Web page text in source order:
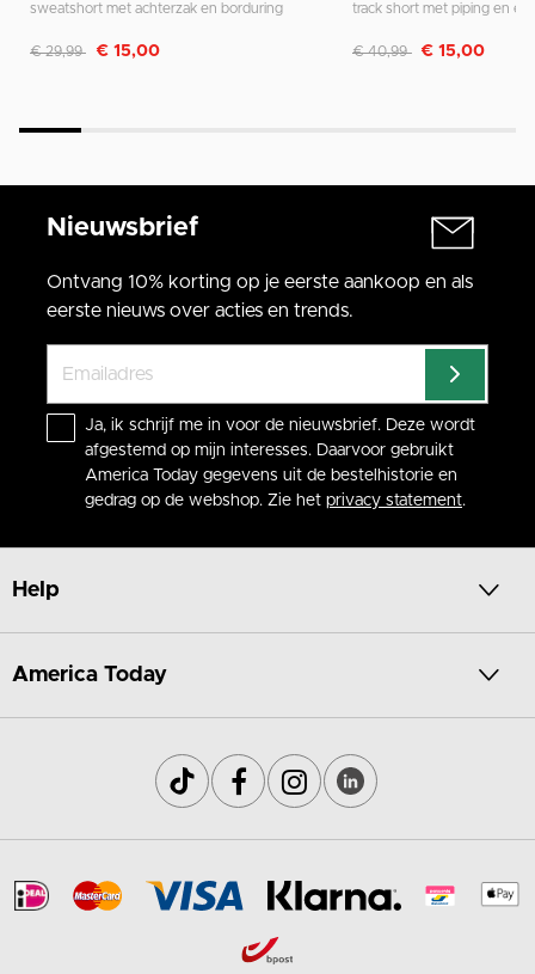
sweatshort met achterzak en borduring
Afgeprijsd van
€ 29,99 naar
€ 15,00
track short met piping en
Afgeprijsd van
€ 40,99 naar
€ 15,00
Nieuwsbrief
Ontvang 10% korting op je eerste aankoop en als
eerste nieuws over acties en trends.
Ja, ik schrijf me in voor de nieuwsbrief. Deze wordt
afgestemd op mijn interesses. Daarvoor gebruikt
America Today gegevens uit de bestelhistorie en
gedrag op de webshop. Zie het privacy statement.
Help
America Today